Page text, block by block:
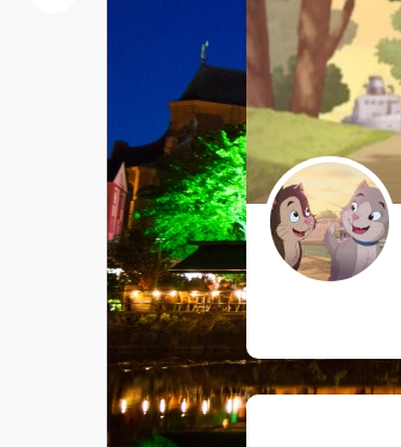
探索用户
热门文章 游戏
电影 资金来源